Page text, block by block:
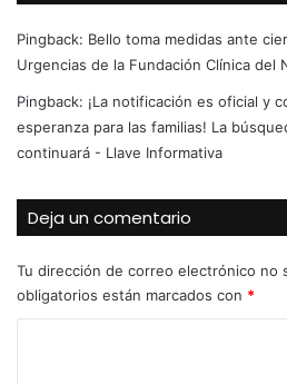
Pingback: Bello toma medidas ante
Urgencias de la Fundación Clínica del
Pingback: ¡La notificación es oficial y
esperanza para las familias! La
continuará - Llave Informativa
Deja un comentario
Tu dirección de correo electrónico no
obligatorios están marcados con *